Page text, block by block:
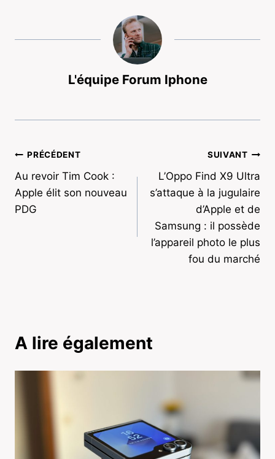
L'équipe Forum Iphone
Navigation
de
l’article
PRÉCÉDENT
Au revoir Tim Cook :
Apple élit son nouveau
PDG
SUIVANT
L’Oppo Find X9 Ultra
s’attaque à la jugulaire
d’Apple et de
Samsung : il possède
l’appareil photo le plus
fou du marché
A lire également